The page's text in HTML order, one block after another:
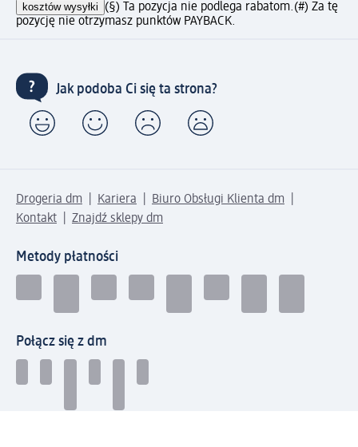
kosztów wysyłki (§) Ta pozycja nie podlega rabatom.(#) Za tę
pozycję nie otrzymasz punktów PAYBACK.
Jak podoba Ci się ta strona?
Drogeria dm Kariera
Biuro Obsługi Klienta dm
Kontakt
Znajdź sklepy dm
Metody płatności
Połącz się z dm